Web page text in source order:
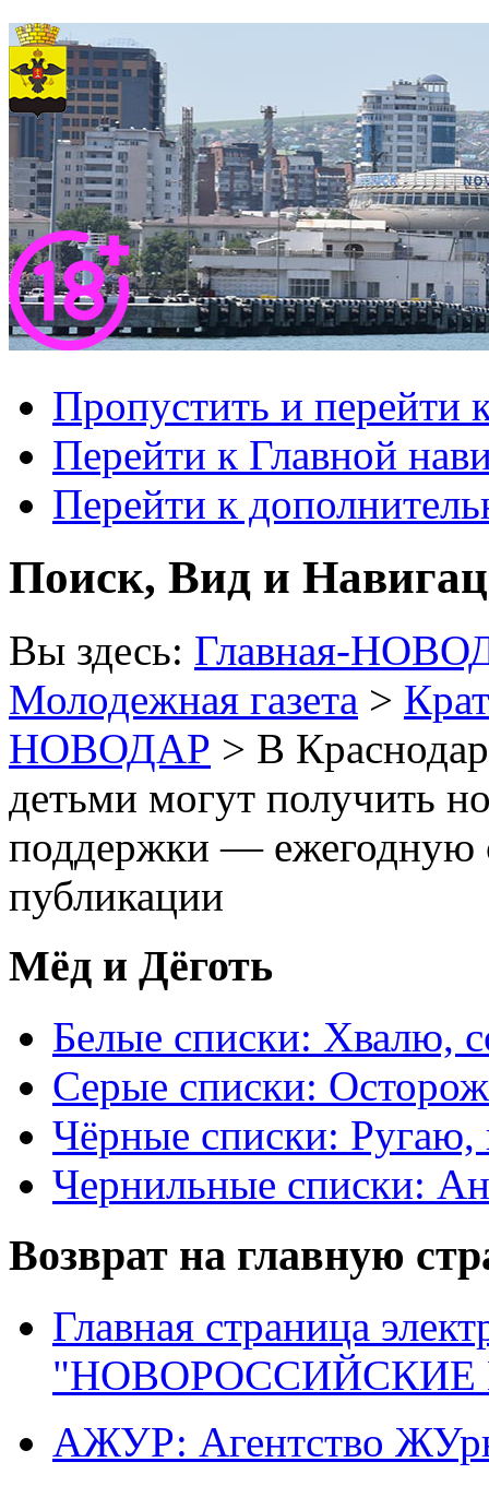
Пропустить и перейти
Перейти к Главной
Перейти к
Поиск, Вид и
Вы здесь: Главная-
Молодежная газета >
НОВОДАР > В
детьми могут получить
поддержки — ежегодную
публикации
Мёд и Дёготь
Белые списки: Хвалю,
Серые списки:
Чёрные списки: Ругаю,
Чернильные списки:
Возврат на главную
Главная страница
"НОВОРОССИЙСКИЕ
АЖУР: Агентство